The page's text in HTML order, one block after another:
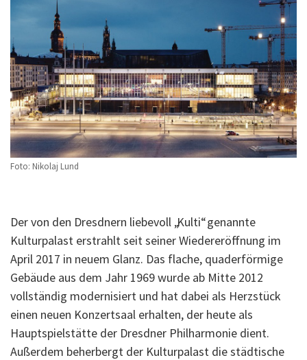
Foto: Nikolaj Lund
Der von den Dresdnern liebevoll „Kulti“ genannte
Kulturpalast erstrahlt seit seiner Wiedereröffnung im
April 2017 in neuem Glanz. Das flache, quaderförmige
Gebäude aus dem Jahr 1969 wurde ab Mitte 2012
vollständig modernisiert und hat dabei als Herzstück
einen neuen Konzertsaal erhalten, der heute als
Hauptspielstätte der Dresdner Philharmonie dient.
Außerdem beherbergt der Kulturpalast die städtische